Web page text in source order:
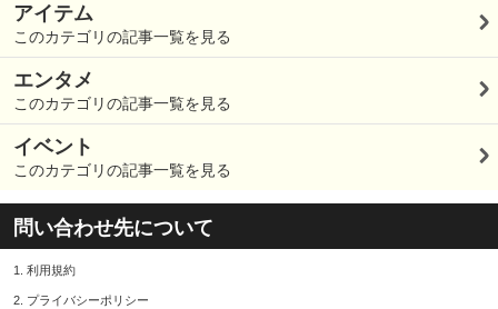
アイテム
このカテゴリの記事一覧を見る
エンタメ
このカテゴリの記事一覧を見る
イベント
このカテゴリの記事一覧を見る
問い合わせ先について
1. 利用規約
2. プライバシーポリシー